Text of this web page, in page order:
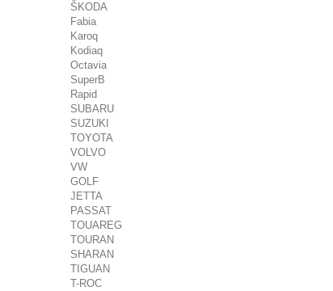
ŠKODA
Fabia
Karoq
Kodiaq
Octavia
SuperB
Rapid
SUBARU
SUZUKI
TOYOTA
VOLVO
VW
GOLF
JETTA
PASSAT
TOUAREG
TOURAN
SHARAN
TIGUAN
T-ROC